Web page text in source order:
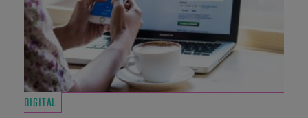
DIGITAL